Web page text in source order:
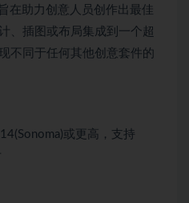
在助力创意人员创作出最佳
、插图或布局集成到一个超
不同于任何其他创意套件的
或更高，支持